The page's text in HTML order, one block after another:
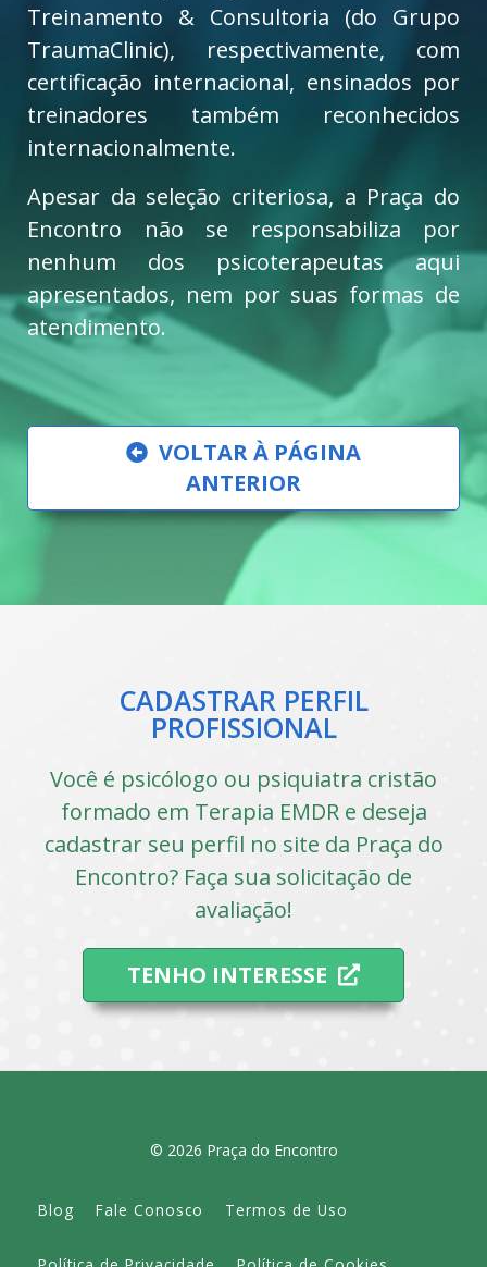
Treinamento & Consultoria (do Grupo
TraumaClinic), respectivamente, com
certificação internacional, ensinados por
treinadores também reconhecidos
internacionalmente.
Apesar da seleção criteriosa, a Praça do
Encontro não se responsabiliza por
nenhum dos psicoterapeutas aqui
apresentados, nem por suas formas de
atendimento.
VOLTAR À PÁGINA
ANTERIOR
CADASTRAR PERFIL
PROFISSIONAL
Você é psicólogo ou psiquiatra cristão
formado em Terapia EMDR e deseja
cadastrar seu perfil no site da Praça do
Encontro? Faça sua solicitação de
avaliação!
TENHO INTERESSE
© 2026 Praça do Encontro
Blog Fale Conosco Termos de Uso